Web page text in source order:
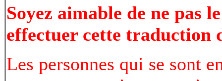
Soyez aimable de ne pas
effectuer cette traduction
Les personnes qui se sont